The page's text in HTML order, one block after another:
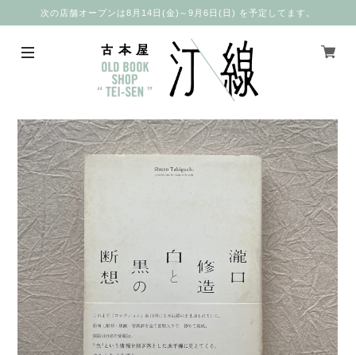
次の店舗オープンは8月14日(金)～9月6日(日) を予定してます。